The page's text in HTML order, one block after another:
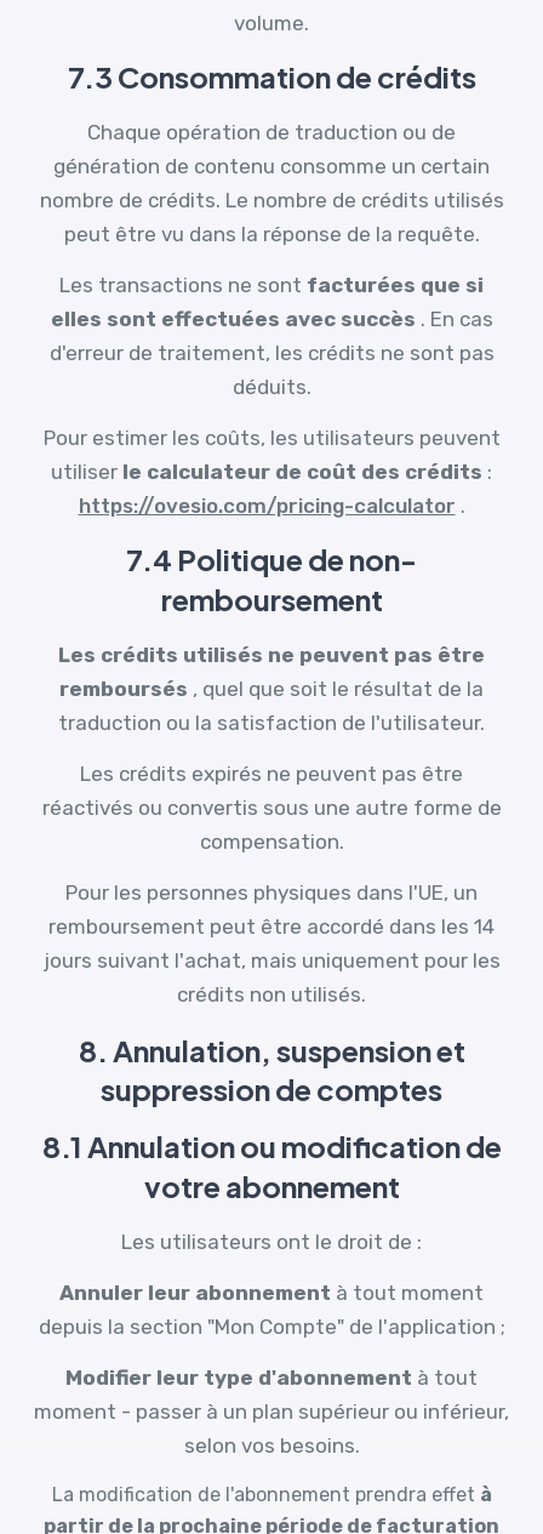
volume.
7.3 Consommation de crédits
Chaque opération de traduction ou de
génération de contenu consomme un certain
nombre de crédits. Le nombre de crédits utilisés
peut être vu dans la réponse de la requête.
Les transactions ne sont facturées que si
elles sont effectuées avec succès . En cas
d'erreur de traitement, les crédits ne sont pas
déduits.
Pour estimer les coûts, les utilisateurs peuvent
utiliser le calculateur de coût des crédits :
https://ovesio.com/pricing-calculator .
7.4 Politique de non-
remboursement
Les crédits utilisés ne peuvent pas être
remboursés , quel que soit le résultat de la
traduction ou la satisfaction de l'utilisateur.
Les crédits expirés ne peuvent pas être
réactivés ou convertis sous une autre forme de
compensation.
Pour les personnes physiques dans l'UE, un
remboursement peut être accordé dans les 14
jours suivant l'achat, mais uniquement pour les
crédits non utilisés.
8. Annulation, suspension et
suppression de comptes
8.1 Annulation ou modification de
votre abonnement
Les utilisateurs ont le droit de :
Annuler leur abonnement à tout moment
depuis la section "Mon Compte" de l'application ;
Modifier leur type d'abonnement à tout
moment - passer à un plan supérieur ou inférieur,
selon vos besoins.
La modification de l'abonnement prendra effet à
partir de la prochaine période de facturation